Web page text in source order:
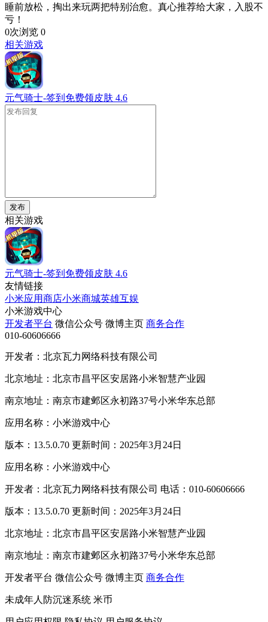
睡前放松，掏出来玩两把特别治愈。真心推荐给大家，入股不
亏！
0次浏览 0
相关游戏
元气骑士-签到免费领皮肤 4.6
发布
相关游戏
元气骑士-签到免费领皮肤 4.6
友情链接
小米应用商店小米商城英雄互娱
小米游戏中心
开发者平台 微信公众号 微博主页 商务合作
010-60606666
开发者：北京瓦力网络科技有限公司
北京地址：北京市昌平区安居路小米智慧产业园
南京地址：南京市建邺区永初路37号小米华东总部
应用名称：小米游戏中心
版本：13.5.0.70 更新时间：2025年3月24日
应用名称：小米游戏中心
开发者：北京瓦力网络科技有限公司 电话：010-60606666
版本：13.5.0.70 更新时间：2025年3月24日
北京地址：北京市昌平区安居路小米智慧产业园
南京地址：南京市建邺区永初路37号小米华东总部
开发者平台 微信公众号 微博主页 商务合作
未成年人防沉迷系统 米币